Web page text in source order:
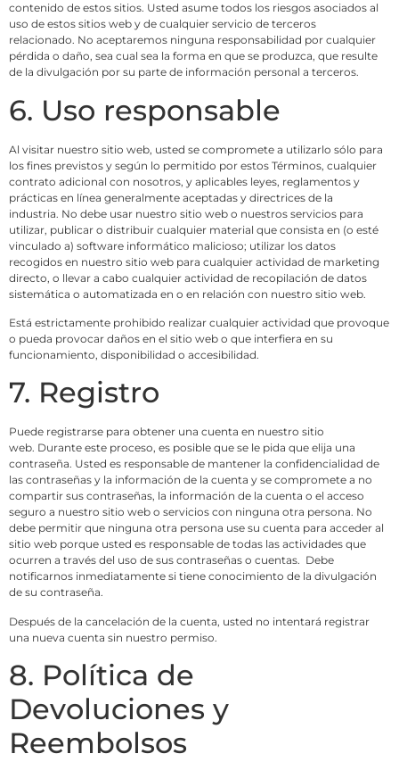
contenido de estos sitios. Usted asume todos los riesgos asociados al
uso de estos sitios web y de cualquier servicio de terceros
relacionado. No aceptaremos ninguna responsabilidad por cualquier
pérdida o daño, sea cual sea la forma en que se produzca, que resulte
de la divulgación por su parte de información personal a terceros.
6. Uso responsable
Al visitar nuestro sitio web, usted se compromete a utilizarlo sólo para
los fines previstos y según lo permitido por estos Términos, cualquier
contrato adicional con nosotros, y aplicables leyes, reglamentos y
prácticas en línea generalmente aceptadas y directrices de la
industria. No debe usar nuestro sitio web o nuestros servicios para
utilizar, publicar o distribuir cualquier material que consista en (o esté
vinculado a) software informático malicioso; utilizar los datos
recogidos en nuestro sitio web para cualquier actividad de marketing
directo, o llevar a cabo cualquier actividad de recopilación de datos
sistemática o automatizada en o en relación con nuestro sitio web.
Está estrictamente prohibido realizar cualquier actividad que provoque
o pueda provocar daños en el sitio web o que interfiera en su
funcionamiento, disponibilidad o accesibilidad.
7. Registro
Puede registrarse para obtener una cuenta en nuestro sitio
web. Durante este proceso, es posible que se le pida que elija una
contraseña. Usted es responsable de mantener la confidencialidad de
las contraseñas y la información de la cuenta y se compromete a no
compartir sus contraseñas, la información de la cuenta o el acceso
seguro a nuestro sitio web o servicios con ninguna otra persona. No
debe permitir que ninguna otra persona use su cuenta para acceder al
sitio web porque usted es responsable de todas las actividades que
ocurren a través del uso de sus contraseñas o cuentas. Debe
notificarnos inmediatamente si tiene conocimiento de la divulgación
de su contraseña.
Después de la cancelación de la cuenta, usted no intentará registrar
una nueva cuenta sin nuestro permiso.
8. Política de
Devoluciones y
Reembolsos